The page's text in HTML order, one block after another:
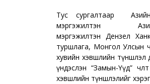
Тус сургалтаар
мэргэжилтэн
мэргэжилтэн Дензел
туршлага, Монгол Улсын
хувийн хэвшлийн
үндэслэн “Замын-Үүд”
хэвшлийн түншлэлийг